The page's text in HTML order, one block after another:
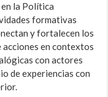
la Política
formativas
y fortalecen los
en contextos
con actores
de experiencias con